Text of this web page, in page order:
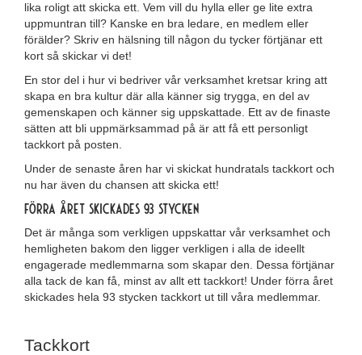
lika roligt att skicka ett. Vem vill du hylla eller ge lite extra
uppmuntran till? Kanske en bra ledare, en medlem eller
förälder? Skriv en hälsning till någon du tycker förtjänar ett
kort så skickar vi det!
En stor del i hur vi bedriver vår verksamhet kretsar kring att
skapa en bra kultur där alla känner sig trygga, en del av
gemenskapen och känner sig uppskattade. Ett av de finaste
sätten att bli uppmärksammad på är att få ett personligt
tackkort på posten.
Under de senaste åren har vi skickat hundratals tackkort och
nu har även du chansen att skicka ett!
Förra året skickades 93 stycken
Det är många som verkligen uppskattar vår verksamhet och
hemligheten bakom den ligger verkligen i alla de ideellt
engagerade medlemmarna som skapar den. Dessa förtjänar
alla tack de kan få, minst av allt ett tackkort! Under förra året
skickades hela 93 stycken tackkort ut till våra medlemmar.
Tackkort